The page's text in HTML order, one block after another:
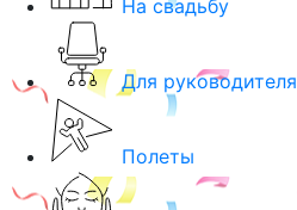
На свадьбу
Для руководителя
Полеты